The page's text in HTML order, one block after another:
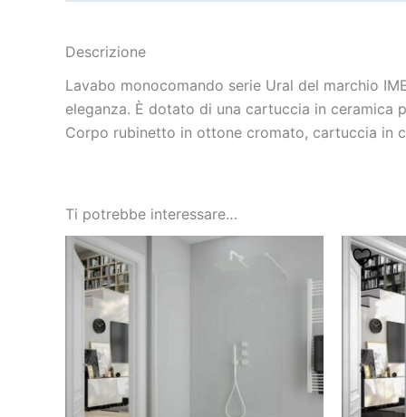
Descrizione
Lavabo monocomando serie Ural del marchio
eleganza. È dotato di una cartuccia in ceramica
Corpo rubinetto in ottone cromato, cartuccia in
Ti potrebbe interessare…